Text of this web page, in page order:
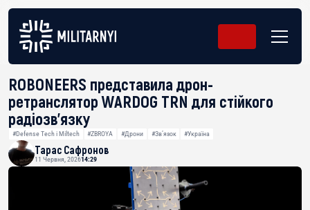
ROBONEERS представила дрон-
ретранслятор WARDOG TRN для стійкого
радіозв’язку
#Defense Tech і Miltech #ZBROYA #Дрони #Звʼязок #Україна
Тарас Сафронов
11 Червня, 202614:29